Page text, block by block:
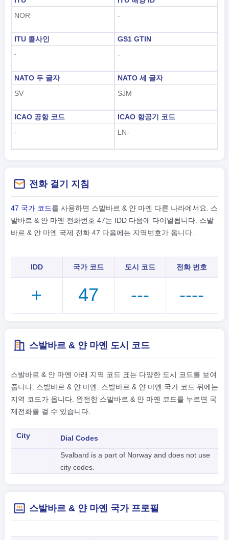
NOR
-
ITU 콜사인
-
GS1 GTIN
-
NATO 두 글자
SV
NATO 세 글자
SJM
ICAO 공항 코드
-
ICAO 항공기 코드
LN-
전화 걸기 지침
47 국가 코드를 사용하면 스발바르 & 얀 마옌 다른 나라에서요. 스
발바르 & 얀 마옌 전화번호 47는 IDD 다음에 다이얼됩니다. 스발
바르 & 얀 마옌 국제 전화 47 다음에는 지역번호가 옵니다.
IDD 국가 코드 도시 코드 전화 번호
+ 47 --- ----
스발바르 & 얀 마옌 도시 코드
스발바르 & 얀 마옌 아래 지역 코드 표는 다양한 도시 코드를 보여
줍니다. 스발바르 & 얀 마옌. 스발바르 & 얀 마옌 국가 코드 뒤에는
지역 코드가 옵니다. 완전한 스발바르 & 얀 마옌 코드를 누르면 국
제전화를 걸 수 있습니다.
City Dial Codes
Svalbard is a part of Norway and does not use
city codes.
스발바르 & 얀 마옌 국가 프로필